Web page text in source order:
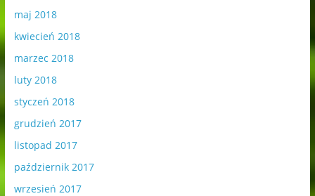
maj 2018
kwiecień 2018
marzec 2018
luty 2018
styczeń 2018
grudzień 2017
listopad 2017
październik 2017
wrzesień 2017